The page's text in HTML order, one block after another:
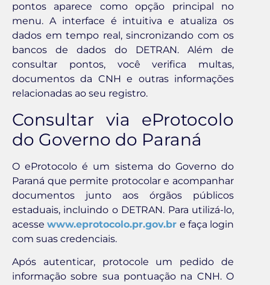
pontos aparece como opção principal no
menu. A interface é intuitiva e atualiza os
dados em tempo real, sincronizando com os
bancos de dados do DETRAN. Além de
consultar pontos, você verifica multas,
documentos da CNH e outras informações
relacionadas ao seu registro.
Consultar via eProtocolo
do Governo do Paraná
O eProtocolo é um sistema do Governo do
Paraná que permite protocolar e acompanhar
documentos junto aos órgãos públicos
estaduais, incluindo o DETRAN. Para utilizá-lo,
acessewww.eprotocolo.pr.gov.br e faça login
com suas credenciais.
Após autenticar, protocole um pedido de
informação sobre sua pontuação na CNH. O